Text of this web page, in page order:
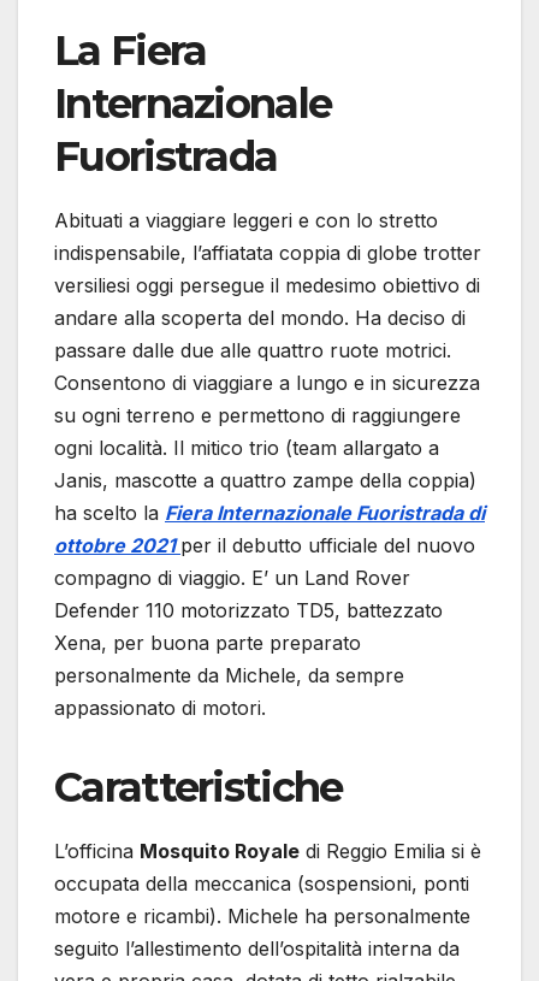
La Fiera
Internazionale
Fuoristrada
Abituati a viaggiare leggeri e con lo stretto
indispensabile, l’affiatata coppia di globe trotter
versiliesi oggi persegue il medesimo obiettivo di
andare alla scoperta del mondo. Ha deciso di
passare dalle due alle quattro ruote motrici.
Consentono di viaggiare a lungo e in sicurezza
su ogni terreno e permettono di raggiungere
ogni località. Il mitico trio (team allargato a
Janis, mascotte a quattro zampe della coppia)
ha scelto la Fiera Internazionale Fuoristrada di
ottobre 2021per il debutto ufficiale del nuovo
compagno di viaggio. E’ un Land Rover
Defender 110 motorizzato TD5, battezzato
Xena, per buona parte preparato
personalmente da Michele, da sempre
appassionato di motori.
Caratteristiche
L’officina Mosquito Royale di Reggio Emilia si è
occupata della meccanica (sospensioni, ponti
motore e ricambi). Michele ha personalmente
seguito l’allestimento dell’ospitalità interna da